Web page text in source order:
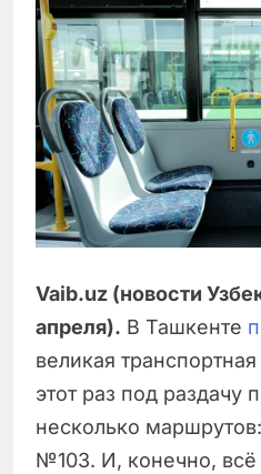
Vaib.uz (новости
апреля). В Ташкенте
великая
этот раз под раздачу
несколько
№103. И, конечно, всё